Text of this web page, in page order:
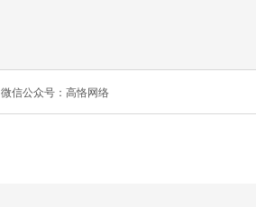
微信公众号：高恪网络